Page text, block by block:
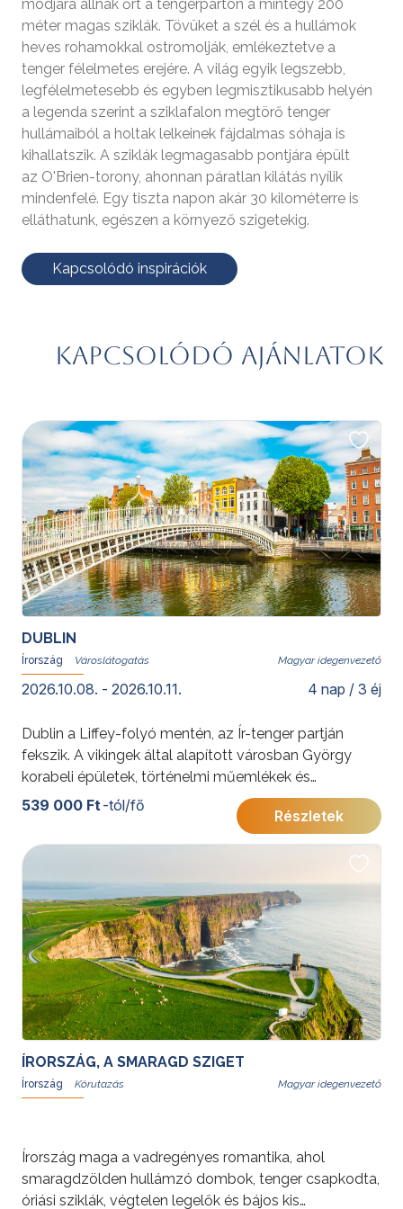
módjára állnak őrt a tengerparton a mintegy 200
méter magas sziklák. Tövüket a szél és a hullámok
heves rohamokkal ostromolják, emlékeztetve a
tenger félelmetes erejére. A világ egyik legszebb,
legfélelmetesebb és egyben legmisztikusabb helyén
a legenda szerint a sziklafalon megtörő tenger
hullámaiból a holtak lelkeinek fájdalmas sóhaja is
kihallatszik. A sziklák legmagasabb pontjára épült
az O'Brien-torony, ahonnan páratlan kilátás nyílik
mindenfelé. Egy tiszta napon akár 30 kilométerre is
elláthatunk, egészen a környező szigetekig.
Kapcsolódó inspirációk
Kapcsolódó ajánlatok
DUBLIN
Írország Magyar idegenvezető
2026.10.08. - 2026.10.11. 4 nap / 3 éj
Dublin a Liffey-folyó mentén, az Ír-tenger partján
fekszik. A vikingek által alapított városban György
korabeli épületek, történelmi műemlékek és
hangulatos pub-ok várják az utazókat. Írország
fővárosát az UNESCO 2010-ben az irodalmi városok
közé választotta, hiszen Oscar Wilde, James Joyce és
Samuel Beckett egykori lakhelye is Dublinban
található.
További érdekességekért Írországról kattintson
539 000 Ft -tól/fő
Részletek
ÍRORSZÁG, A SMARAGD SZIGET
Írország Magyar idegenvezető
Írország maga a vadregényes romantika, ahol
smaragdzölden hullámzó dombok, tenger csapkodta,
óriási sziklák, végtelen legelők és bájos kis